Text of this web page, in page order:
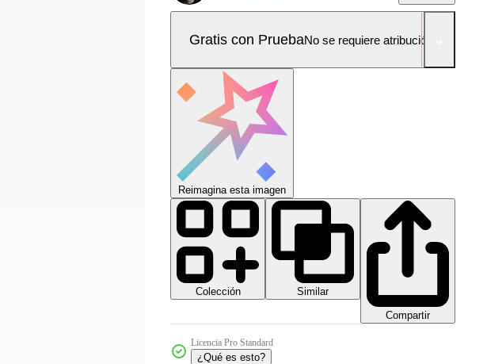
Gratis con PruebaNo se requiere atribución!
Reimagina esta imagen
Colección
Similar
Compartir
Licencia Pro Standard
¿Qué es esto?